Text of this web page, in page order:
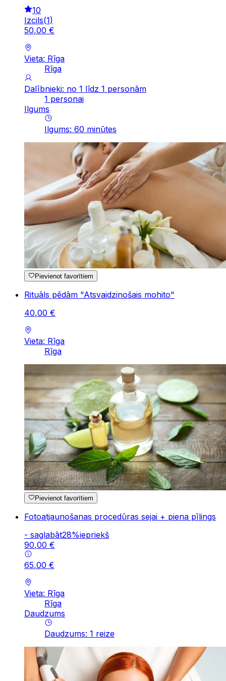
10
Izcils(1)
50,00 €
Vieta: Rīga
Rīga
Dalībnieki: no 1 līdz 1 personām
1 personai
Ilgums
Ilgums: 60 minūtes
Pievienot favorītiem
Rituāls pēdām "Atsvaidzinošais mohito"
40,00 €
Vieta: Rīga
Rīga
Pievienot favorītiem
Fotoatjaunošanas procedūras sejai + piena pīlings
- saglabāt28%iepriekš
90,00 €
65,00 €
Vieta: Rīga
Rīga
Daudzums
Daudzums: 1 reize